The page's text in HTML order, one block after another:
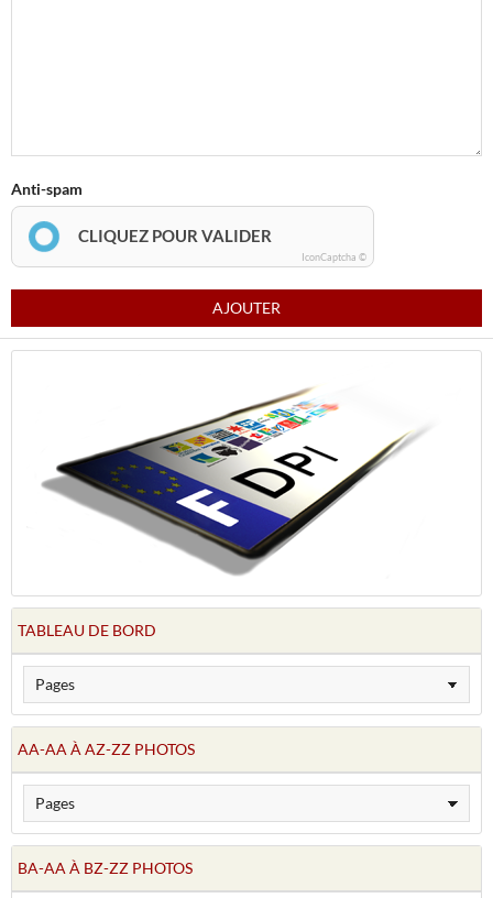
Anti-spam
CLIQUEZ POUR VALIDER
IconCaptcha ©
AJOUTER
TABLEAU DE BORD
AA-AA À AZ-ZZ PHOTOS
BA-AA À BZ-ZZ PHOTOS